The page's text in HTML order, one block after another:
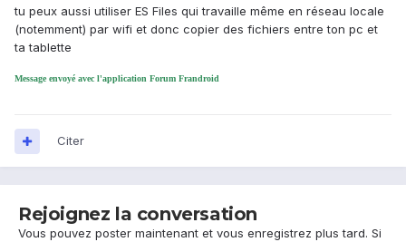
tu peux aussi utiliser ES Files qui travaille même en réseau locale
(notemment) par wifi et donc copier des fichiers entre ton pc et
ta tablette
Message envoyé avec l'application Forum Frandroid
Citer
Rejoignez la conversation
Vous pouvez poster maintenant et vous enregistrez plus tard. Si